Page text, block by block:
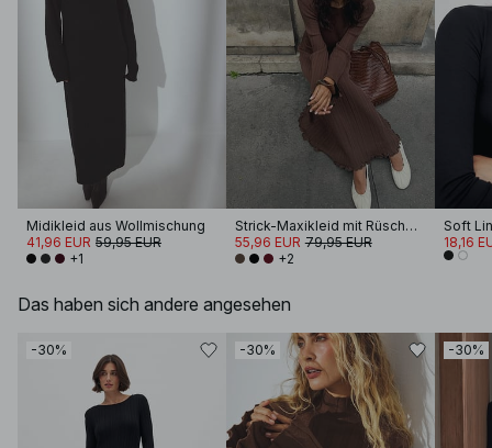
Midikleid aus Wollmischung
41,96 EUR 59,95 EUR
+1
Strick-Maxikleid mit Rüschen und Rundhalsausschnitt
55,96 EUR 79,95 EUR
+2
18,16
Das haben sich andere angesehen
-30% -30% -30%